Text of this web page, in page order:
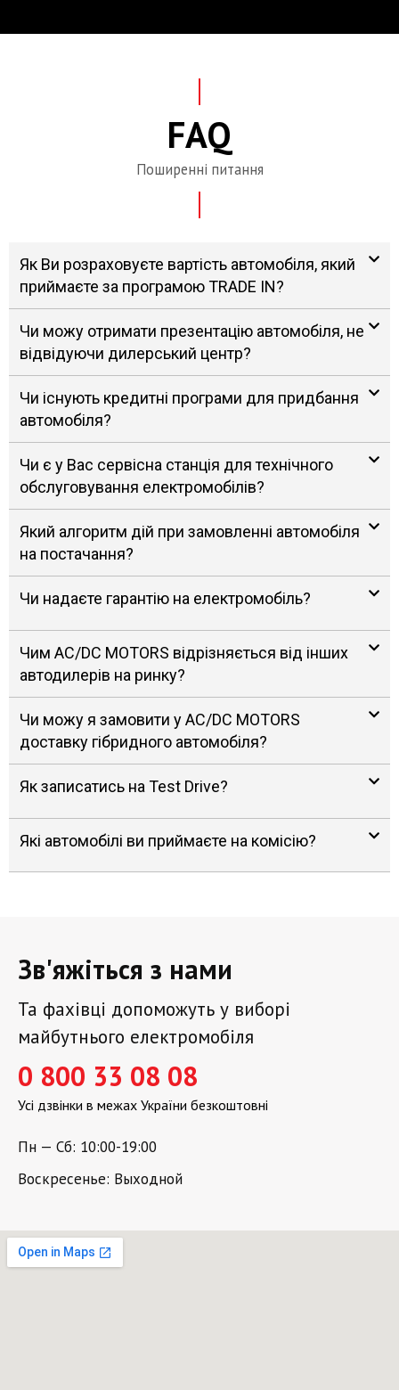
FAQ
Поширенні питання
Як Ви розраховуєте вартість автомобіля, який
приймаєте за програмою TRADE IN?
Чи можу отримати презентацію автомобіля, не
відвідуючи дилерський центр?
Чи існують кредитні програми для придбання
автомобіля?
Чи є у Вас сервісна станція для технічного
обслуговування електромобілів?
Який алгоритм дій при замовленні автомобіля
на постачання?
Чи надаєте гарантію на електромобіль?
Чим AC/DC MOTORS відрізняється від інших
автодилерів на ринку?
Чи можу я замовити у AC/DC MOTORS
доставку гібридного автомобіля?
Як записатись на Test Drive?
Які автомобілі ви приймаєте на комісію?
Зв'яжіться з нами
Та фахівці допоможуть у виборі
майбутнього електромобіля
0 800 33 08 08
Усі дзвінки в межах України безкоштовні
Пн — Сб: 10:00-19:00
Воскресенье: Выходной